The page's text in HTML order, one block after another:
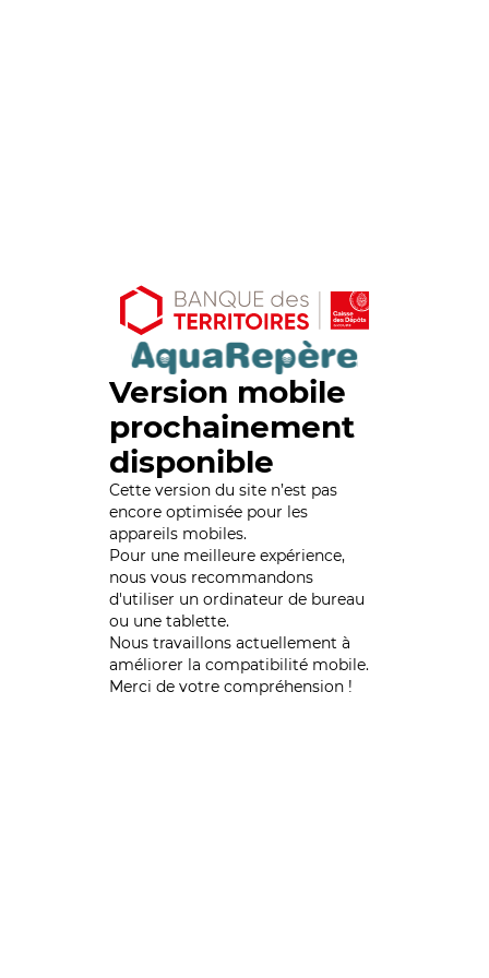
Version mobile
prochainement
disponible
Cette version du site n’est pas
encore optimisée pour les
appareils mobiles.
Pour une meilleure expérience,
nous vous recommandons
d'utiliser un ordinateur de bureau
ou une tablette.
Nous travaillons actuellement à
améliorer la compatibilité mobile.
Merci de votre compréhension !